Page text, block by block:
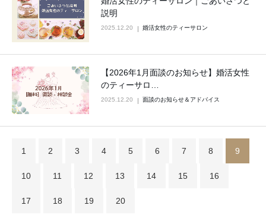
説明
2025.12.20 婚活女性のティーサロン
【2026年1月面談のお知らせ】婚活女性
のティーサロ…
2025.12.20 面談のお知らせ＆アドバイス
1 2 3 4 5 6 7 8 9
10 11 12 13 14 15 16
17 18 19 20